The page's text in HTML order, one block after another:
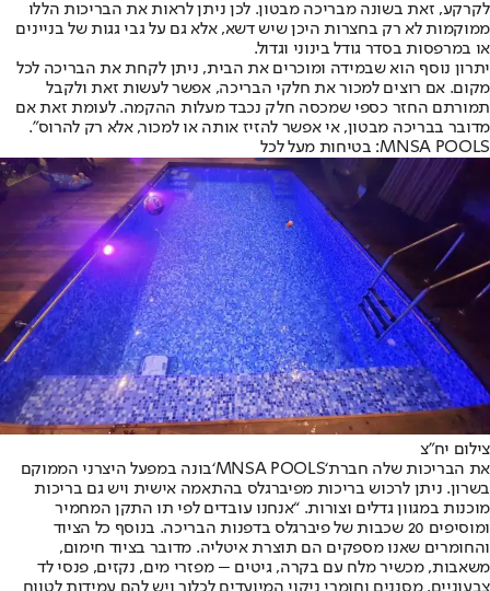
לקרקע, זאת בשונה מבריכה מבטון. לכן ניתן לראות את הבריכות הללו
ממוקמות לא רק בחצרות היכן שיש דשא, אלא גם על גבי גגות של בניינים
או במרפסות בסדר גודל בינוני וגדול.
יתרון נוסף הוא שבמידה ומוכרים את הבית, ניתן לקחת את הבריכה לכל
מקום. אם רוצים למכור את חלקי הבריכה, אפשר לעשות זאת ולקבל
תמורתם החזר כספי שמכסה חלק נכבד מעלות ההקמה. לעומת זאת אם
מדובר בבריכה מבטון, אי אפשר להזיז אותה או למכור, אלא רק להרוס”.
MNSA POOLS: בטיחות מעל לכל
צילום יח”צ
את הבריכות שלה חברת‘
MNSA POOLS
‘בונה במפעל היצרני הממוקם
בשרון. ניתן לרכוש בריכות מפיברגלס בהתאמה אישית ויש גם בריכות
מוכנות במגוון גדלים וצורות. “אנחנו עובדים לפי תו התקן המחמיר
ומוסיפים 20 שכבות של פיברגלס בדפנות הבריכה. בנוסף כל הציוד
והחומרים שאנו מספקים הם תוצרת איטליה. מדובר בציוד חימום,
משאבות, מכשיר מלח עם בקרה, גיטים – מפזרי מים, נקזים, פנסי לד
צבעוניים, מסננים וחומרי ניקוי המיועדים לכלור ויש להם עמידות לטווח